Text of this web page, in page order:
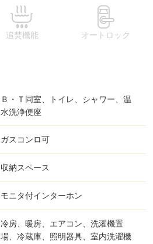
追焚機能 オートロック
Ｂ・Ｔ同室、トイレ、シャワー、温
水洗浄便座
ガスコンロ可
収納スペース
モニタ付インターホン
冷房、暖房、エアコン、洗濯機置
場、冷蔵庫、照明器具、室内洗濯機